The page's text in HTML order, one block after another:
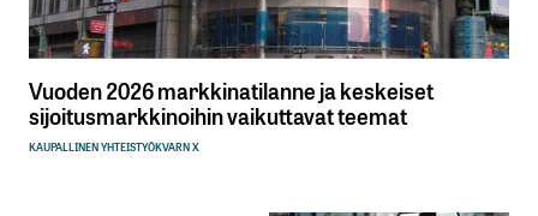
Vuoden 2026 markkinatilanne ja keskeiset
sijoitusmarkkinoihin vaikuttavat teemat
KAUPALLINEN YHTEISTYÖKVARN X